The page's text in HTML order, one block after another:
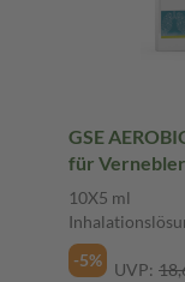
GSE
für
10X5 ml
-5%
UVP: